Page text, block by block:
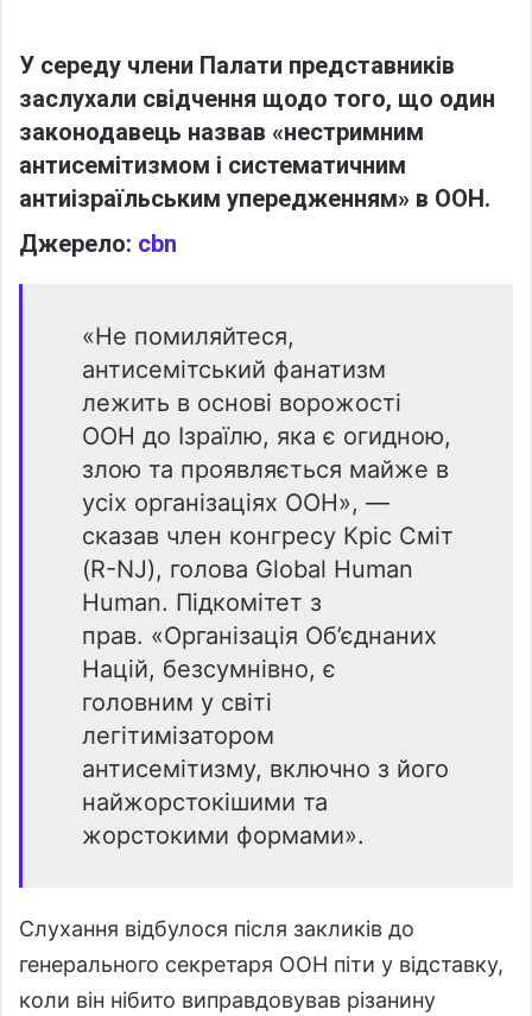
У середу члени Палати представників
заслухали свідчення щодо того, що один
законодавець назвав «нестримним
антисемітизмом і систематичним
антиізраїльським упередженням» в ООН.
Джерело: cbn
«Не помиляйтеся,
антисемітський фанатизм
лежить в основі ворожості
ООН до Ізраїлю, яка є огидною,
злою та проявляється майже в
усіх організаціях ООН», —
сказав член конгресу Кріс Сміт
(R-NJ), голова Global Human
Human. Підкомітет з
прав. «Організація Об’єднаних
Націй, безсумнівно, є
головним у світі
легітимізатором
антисемітизму, включно з його
найжорстокішими та
жорстокими формами».
Слухання відбулося після закликів до
генерального секретаря ООН піти у відставку,
коли він нібито виправдовував різанину